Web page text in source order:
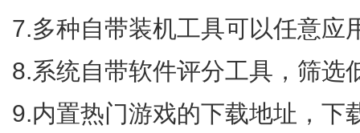
7.多种自带装机工具可以任意应
8.系统自带软件评分工具，筛选
9.内置热门游戏的下载地址，下